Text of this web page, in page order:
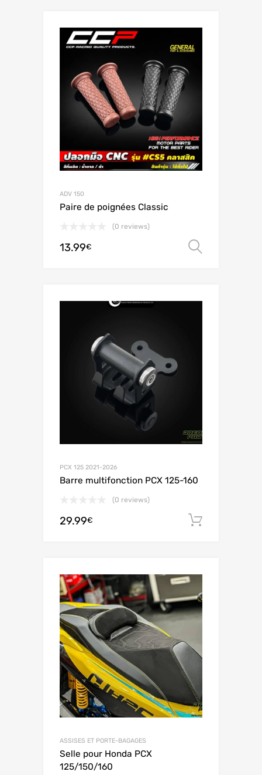
ADV 150
Paire de poignées Classic
(0 reviews)
13.99€
PCX 125 2021-2026
Barre multifonction PCX 125-160
(0 reviews)
29.99€
ASSISES ET PORTE-BAGAGES
Selle pour Honda PCX
125/150/160